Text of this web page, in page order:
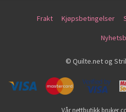
Frakt Kjøpsbetingelser
© Quilte.net og
Vår nettbutikk bruker